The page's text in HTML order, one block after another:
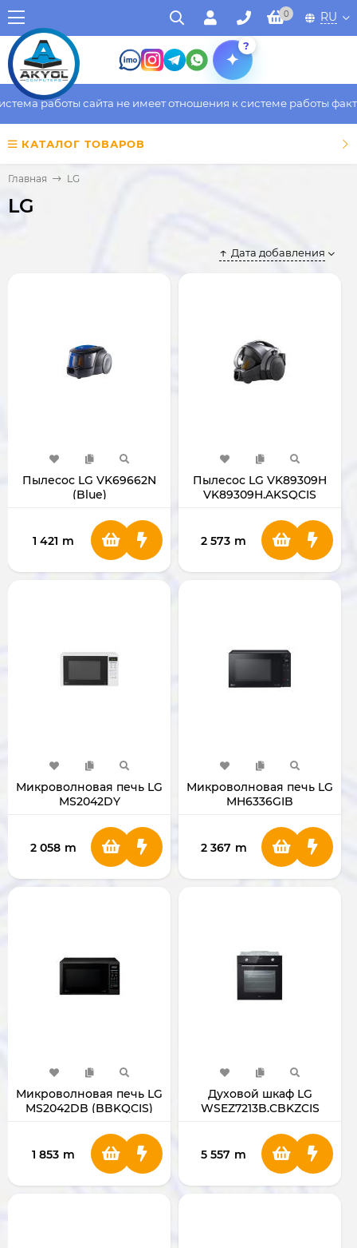
0 RU
?
работы сайта не имеет отношения к системе работы
КАТАЛОГ ТОВАРОВ
Главная LG
LG
Дата добавления
Пылесос LG VK69662N
(Blue)
1 421 m
Пылесос LG VK89309H
VK89309H.AKSQCIS
2 573 m
Микроволновая печь LG
MS2042DY
2 058 m
Микроволновая печь LG
MH6336GIB
2 367 m
Микроволновая печь LG
MS2042DB (BBKQCIS)
1 853 m
Духовой шкаф LG
WSEZ7213B.CBKZCIS
5 557 m